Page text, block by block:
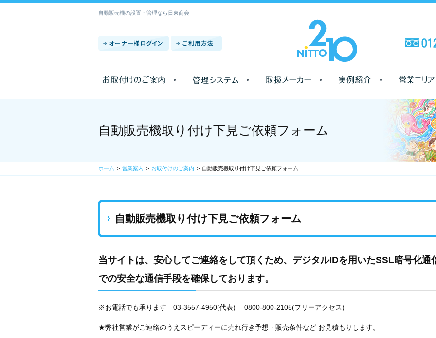
自動販売機の設置・管理なら日東商会
自動販売機取り付け下見ご依頼フォーム
ホーム 営業案内 お取付けのご案内 自動販売機取り付け下見ご依頼フォーム
自動販売機取り付け下見ご依頼フォーム
当サイトは、安心してご連絡をして頂くため、デジタルIDを用いたSSL暗号化通
での安全な通信手段を確保しております。
※お電話でも承ります 03-3557-4950(代表) 0800-800-2105(フリーアクセス)
★弊社営業がご連絡のうえスピーディーに売れ行き予想・販売条件など お見積もりします。